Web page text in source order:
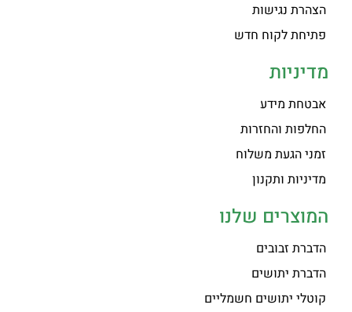
הצהרת נגישות
פתיחת לקוח חדש
מדיניות
אבטחת מידע
החלפות והחזרות
זמני הגעת משלוח
מדיניות ותקנון
המוצרים שלנו
הדברת זבובים
הדברת יתושים
קוטלי יתושים חשמליים